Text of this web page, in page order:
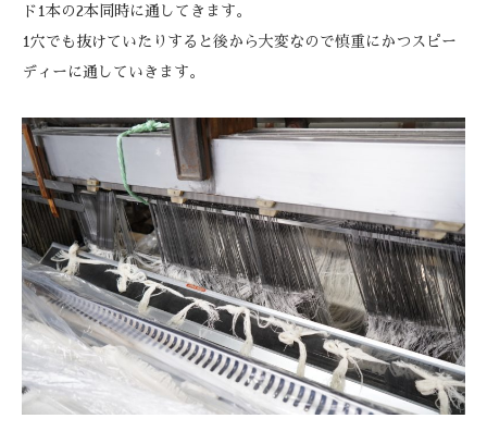
ド1本の2本同時に通してきます。
1穴でも抜けていたりすると後から大変なので慎重にかつスピー
ディーに通していきます。